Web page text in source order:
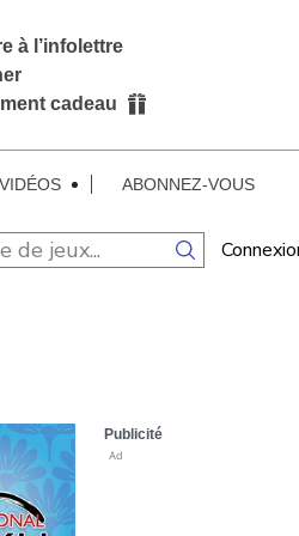
à l’infolettre
cadeau
ABONNEZ-VOUS
Publicité
Ad